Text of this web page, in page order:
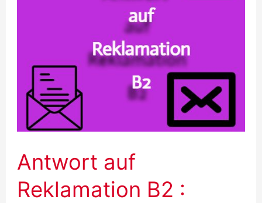
Antwort auf
Reklamation B2 :